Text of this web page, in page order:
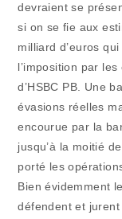
devraient se
si on se fie aux
milliard d’euros
l’imposition par
d’HSBC PB. Une
évasions réelles
encourue par la
jusqu’à la moitié
porté les
Bien évidemment
défendent et jurent